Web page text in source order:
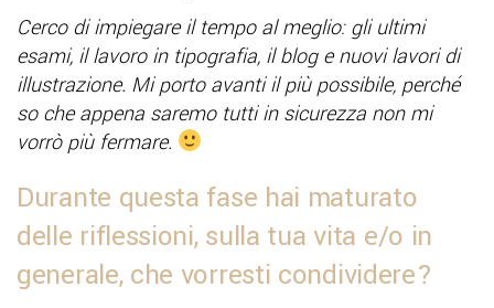
Cerco di impiegare il tempo al meglio: gli ultimi
esami, il lavoro in tipografia, il blog e nuovi lavori di
illustrazione. Mi porto avanti il più possibile, perché
so che appena saremo tutti in sicurezza non mi
vorrò più fermare.
Durante questa fase hai maturato
delle riflessioni, sulla tua vita e/o in
generale, che vorresti condividere?